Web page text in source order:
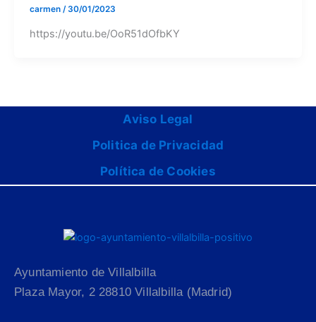
carmen /30/01/2023
https://youtu.be/OoR51dOfbKY
Aviso Legal
Politica de Privacidad
Política de Cookies
Ayuntamiento de Villalbilla
Plaza Mayor, 2 28810 Villalbilla (Madrid)